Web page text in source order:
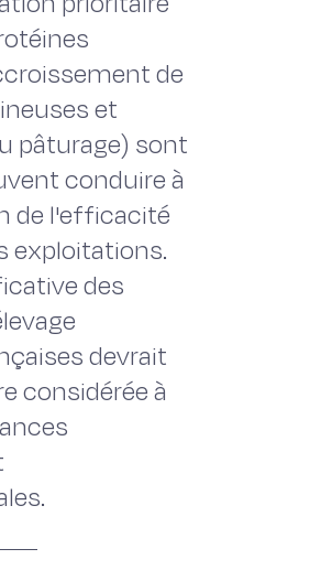
de
et
pâturage) sont
conduire à
de l'efficacité
exploitations.
des
devrait
considérée à